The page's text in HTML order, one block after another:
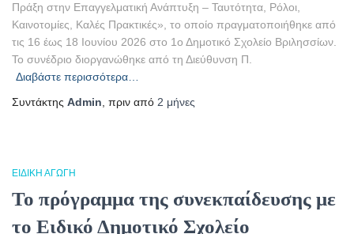
Πράξη στην Επαγγελματική Ανάπτυξη – Ταυτότητα, Ρόλοι,
Καινοτομίες, Καλές Πρακτικές», το οποίο πραγματοποιήθηκε από
τις 16 έως 18 Ιουνίου 2026 στο 1ο Δημοτικό Σχολείο Βριλησσίων.
Το συνέδριο διοργανώθηκε από τη Διεύθυνση Π.
Διαβάστε περισσότερα…
Συντάκτης Admin , πριν από 2 μήνες
ΕΙΔΙΚΉ ΑΓΩΓΉ
Το πρόγραμμα της συνεκπαίδευσης με
το Ειδικό Δημοτικό Σχολείο